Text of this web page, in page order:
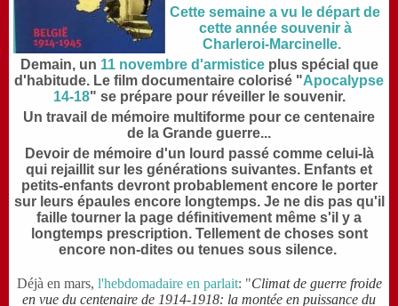
Cette semaine a vu le départ de
cette année souvenir à
Charleroi-Marcinelle.
Demain, un 11 novembre d'armisticeplus spécial que
d'habitude. Le film documentaire colorisé "Apocalypse
14-18" se prépare pour réveiller le souvenir.
Un travail de mémoire multiforme pour ce centenaire
de la Grande guerre...
Devoir de mémoire d'un lourd passé comme celui-là
qui rejaillit sur les générations suivantes. Enfants et
petits-enfants devront probablement encore le porter
sur leurs épaules encore longtemps. Je ne dis pas qu'il
faille tourner la page définitivement même s'il y a
longtemps prescription. Tellement de choses sont
encore non-dites ou tenues sous silence.
Déjà en mars, l'hebdomadaire en parlait: "Climat de guerre froide
en vue du centenaire de 1914-1918: la montée en puissance du